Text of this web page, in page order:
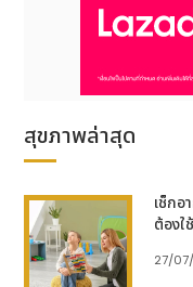
“บีไชน์” ใส่ใจคัด
ปลอดภัย พร้อมก
ผลิตภัณฑ์มี อย. รับร
ดูแลสุขภาพคนไทย
คนในทุกวัน
สุขภาพล่าสุด
เช็ก
ต้องใ
27/